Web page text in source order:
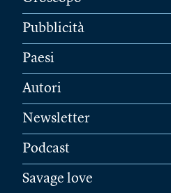
Pubblicità
Paesi
Autori
Newsletter
Podcast
Savage love